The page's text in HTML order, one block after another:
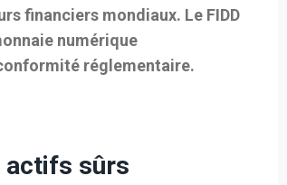
financiers mondiaux. Le FIDD
numérique
réglementaire.
actifs sûrs